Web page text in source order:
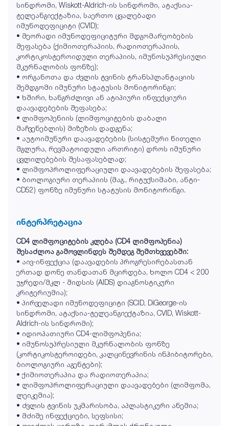
სინდრომი, Wiskott-Aldrich-ის სინდრომი, ატაქსია-
ტელეანგიექტაზია, საერთო ცვალებადი
იმუნოდეფიციტი (CVID);
• მეორადი იმუნოდეფიციტური მდგომარეობების
შეფასება (ქიმიოთერაპიის, რადიოთერაპიის,
კორტიკოსტეროიდული თერაპიის, იმუნოსუპრესიული
მკურნალობის ფონზე);
• ორგანოთა და ძვლის ტვინის ტრანსპლანტაციის
შემდგომი იმუნური სტატუსის მონიტორინგი;
• ხშირი, ხანგრძლივი ან ატიპიური ინფექციური
დაავადებების შეფასება;
• ლიმფოპენიის (ლიმფოციტების დაბალი
მაჩვენებლის) მიზეზის დადგენა;
• აუტოიმუნური დაავადებების (სისტემური წითელი
მგლურა, რევმატოიდული ართრიტი) დროს იმუნური
ცვლილებების შესაფასებლად;
• ლიმფოპროლიფერაციული დაავადებების შეფასება;
• ბიოლოგიური თერაპიის (მაგ., რიტუქსიმაბი, ანტი-
CD52) ფონზე იმუნური სტატუსის მონიტორინგი.
ინტერპრეტაცია
CD4 ლიმფოციტების კლება (CD4 ლიმფოპენია)
შესაძლოა გამოვლინდეს შემდეგ შემთხვევებში:
• აივ-ინფექცია (დაავადების პროგრესირებასთან
ერთად დონე თანდათან მცირდება, ხოლო CD4 < 200
უჯრედი/მკლ - შიდსის (AIDS) დიაგნოსტიკური
კრიტერიუმია);
• პირველადი იმუნოდეფიციტი (SCID, DiGeorge-ის
სინდრომი, ატაქსია-ტელეანგიექტაზია, CVID, Wiskott-
Aldrich-ის სინდრომი);
• იდიოპათიური CD4-ლიმფოპენია;
• იმუნოსუპრესიული მკურნალობის ფონზე
(კორტიკოსტეროიდები, კალცინევრინის ინჰიბიტორები,
ბიოლოგიური აგენტები);
• ქიმიოთერაპია და რადიოთერაპია;
• ლიმფოპროლიფერაციული დაავადებები (ლიმფომა,
ლეიკემია);
• ძვლის ტვინის უკმარისობა, აპლასტიკური ანემია;
• მძიმე ინფექციები, სეფსისი;